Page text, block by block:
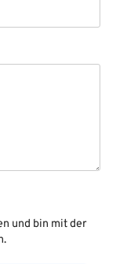
und bin mit der